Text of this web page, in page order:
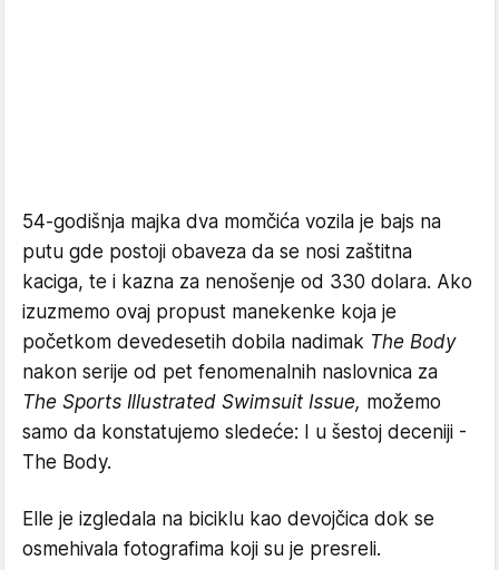
54-godišnja majka dva momčića vozila je bajs na
putu gde postoji obaveza da se nosi zaštitna
kaciga, te i kazna za nenošenje od 330 dolara. Ako
izuzmemo ovaj propust manekenke koja je
početkom devedesetih dobila nadimak The Body
nakon serije od pet fenomenalnih naslovnica za
The Sports Illustrated Swimsuit Issue, možemo
samo da konstatujemo sledeće: I u šestoj deceniji -
The Body.
Elle je izgledala na biciklu kao devojčica dok se
osmehivala fotografima koji su je presreli.